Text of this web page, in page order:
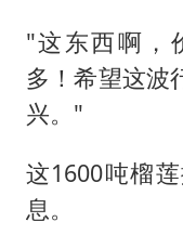
"这东西啊，
多！希望这波
兴。"
这1600吨榴
息。